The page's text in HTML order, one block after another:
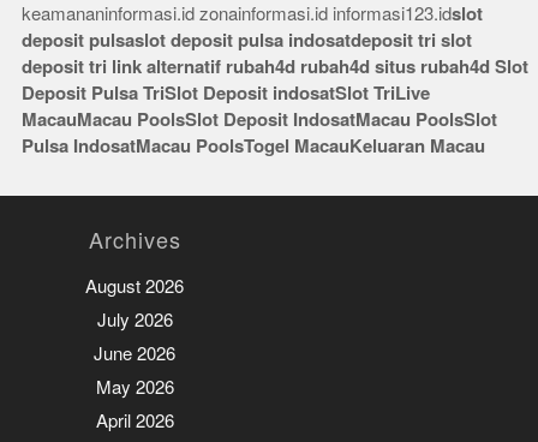
keamananinformasi.id zonainformasi.id informasi123.idslot
deposit pulsaslot deposit pulsa indosatdeposit tri slot
deposit tri link alternatif rubah4d rubah4d situs rubah4d Slot
Deposit Pulsa TriSlot Deposit indosatSlot TriLive
MacauMacau PoolsSlot Deposit IndosatMacau PoolsSlot
Pulsa IndosatMacau PoolsTogel MacauKeluaran Macau
Archives
August 2026
July 2026
June 2026
May 2026
April 2026